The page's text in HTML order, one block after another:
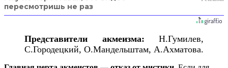
пересмотришь не раз
Представители акмеизма: Н.Гумилев,
С.Городецкий, О.Мандельштам, А.Ахматова.